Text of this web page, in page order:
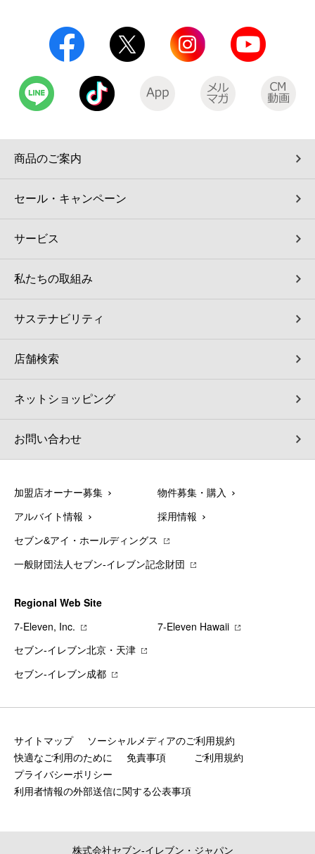
商品のご案内
セール・キャンペーン
サービス
私たちの取組み
サステナビリティ
店舗検索
ネットショッピング
お問い合わせ
加盟店オーナー募集 物件募集・購入
アルバイト情報 採用情報
セブン&アイ・ホールディングス
一般財団法人セブン-イレブン記念財団
Regional Web Site
7‐Eleven, Inc.
7‐Eleven Hawaii
セブン‐イレブン北京・天津
セブン‐イレブン成都
サイトマップ
ソーシャルメディアのご利用規約
快適なご利用のために
免責事項
ご利用規約
プライバシーポリシー
利用者情報の外部送信に関する公表事項
株式会社セブン‐イレブン・ジャパン